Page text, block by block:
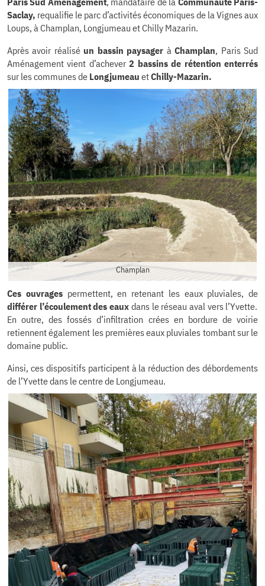
Saclay, requalifie le parc d’activités économiques de la Vignes aux
Loups, à Champlan, Longjumeau et Chilly Mazarin.
Après avoir réaliséun bassin paysager àChamplan, Paris Sud
Aménagement vient d’achever2 bassins de rétention enterrés
sur les communes de Longjumeau etChilly-Mazarin.
Champlan
Ces ouvragespermettent, en retenant les eaux pluviales, de
différer l’écoulement des eaux dans le réseau aval vers l’Yvette.
En outre, des fossés d’infiltration crées en bordure de voirie
retiennent également les premières eaux pluviales tombant sur le
domaine public.
Ainsi, ces dispositifs participent à la réduction des débordements
de l’Yvette dans le centre de Longjumeau.